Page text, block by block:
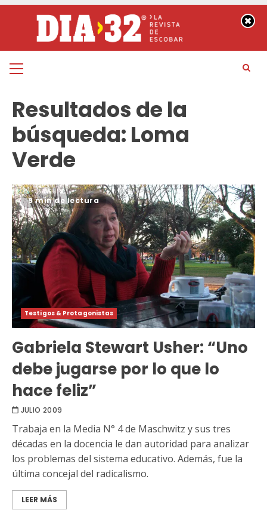
contenido
Menú
Resultados de la
búsqueda: Loma
Verde
9 min de lectura
Testigos & Protagonistas
Gabriela Stewart Usher: “Uno
debe jugarse por lo que lo
hace feliz”
JULIO 2009
Trabaja en la Media N° 4 de Maschwitz y sus tres
décadas en la docencia le dan autoridad para analizar
los problemas del sistema educativo. Además, fue la
última concejal del radicalismo.
LEER MÁS